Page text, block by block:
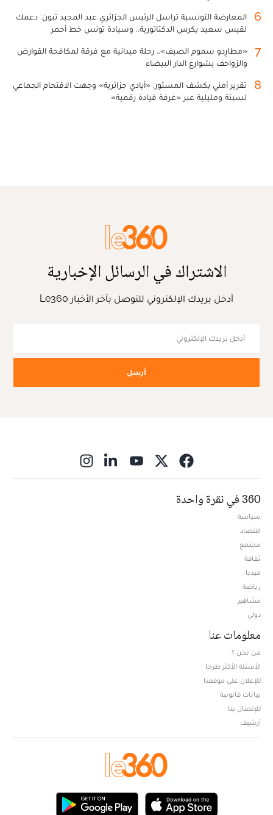
6
المعارضة التونسية تراسل الرئيس الجزائري عبد المجيد تبون: دعمك
لقيس سعيد يكرس الدكتاتورية.. وسيادة تونس خط أحمر
7
«مطارِدو سموم الصيف».. رحلة ميدانية مع فرقة لمكافحة القوارض
والزواحف بشوارع الدار البيضاء
8
تقرير أمني يكشف المستور: «أيادي جزائرية» وجهت الاقتحام الجماعي
لسبتة ومليلية عبر «غرفة قيادة رقمية»
الاشتراك في الرسائل الإخبارية
أدخل بريدك الإلكتروني للتوصل بآخر الأخبار Le360
أرسل
360 في نقرة واحدة
سياسة
اقتصاد
مجتمع
ثقافة
ميديا
رياضة
مشاهير
دولي
معلومات عنا
من نحن ؟
الأسئلة الأكثر طرحا
للإعلان على موقعنا
بيانات قانونية
للإتصال بنا
أرشيف